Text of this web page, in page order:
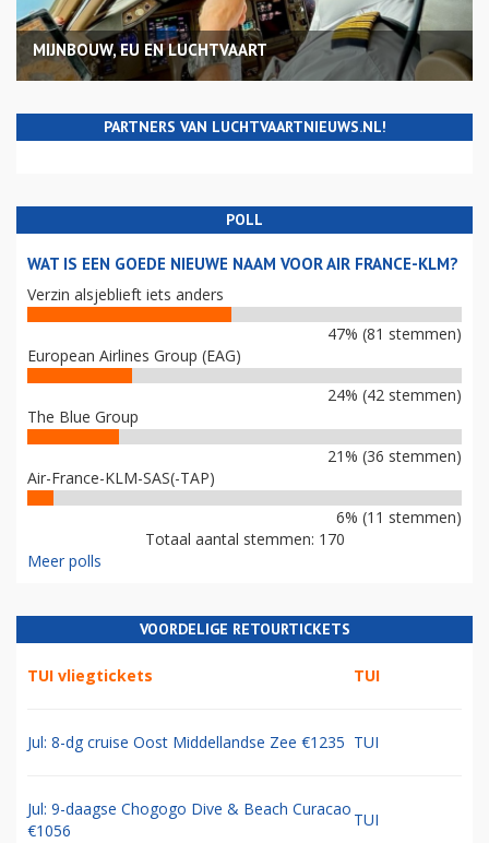
MIJNBOUW, EU EN LUCHTVAART
PARTNERS VAN LUCHTVAARTNIEUWS.NL!
POLL
WAT IS EEN GOEDE NIEUWE NAAM VOOR AIR FRANCE-KLM?
Verzin alsjeblieft iets anders
47% (81 stemmen)
European Airlines Group (EAG)
24% (42 stemmen)
The Blue Group
21% (36 stemmen)
Air-France-KLM-SAS(-TAP)
6% (11 stemmen)
Totaal aantal stemmen: 170
Meer polls
VOORDELIGE RETOURTICKETS
TUI vliegtickets TUI
Jul: 8-dg cruise Oost Middellandse Zee €1235 TUI
Jul: 9-daagse Chogogo Dive & Beach Curacao
€1056
TUI